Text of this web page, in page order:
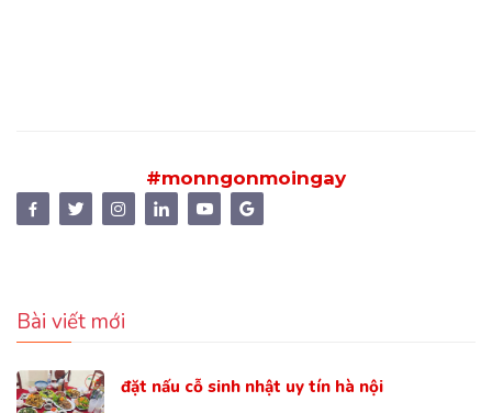
#monngonmoingay
Bài viết mới
đặt nấu cỗ sinh nhật uy tín hà nội